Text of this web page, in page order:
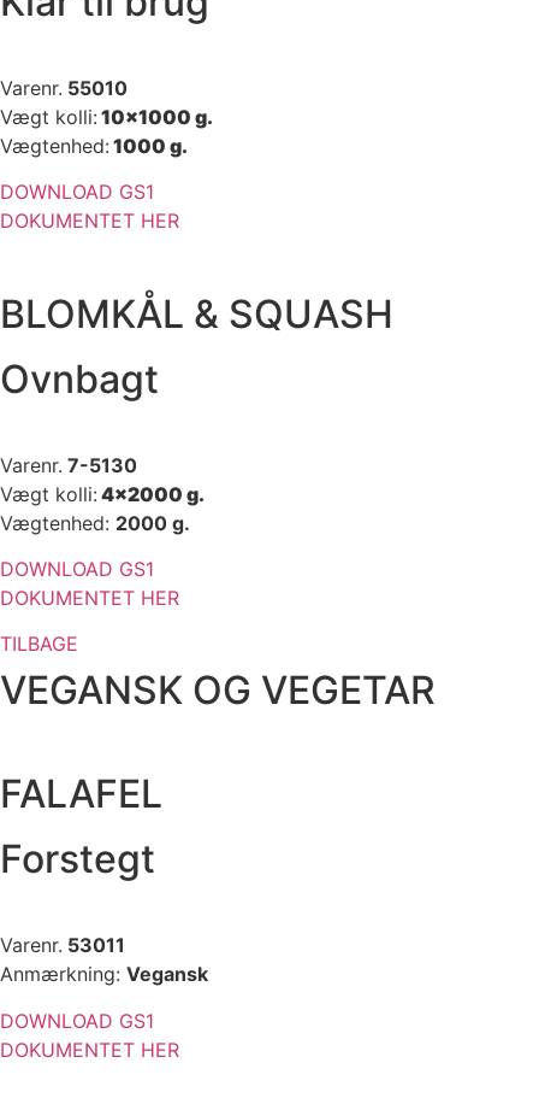
Varenr. 55010
Vægt kolli: 10×1000 g.
Vægtenhed: 1000 g.
DOWNLOAD GS1
DOKUMENTET HER
BLOMKÅL & SQUASH
Ovnbagt
Varenr. 7-5130
Vægt kolli: 4×2000 g.
Vægtenhed: 2000 g.
DOWNLOAD GS1
DOKUMENTET HER
TILBAGE
VEGANSK OG VEGETAR
FALAFEL
Forstegt
Varenr. 53011
Anmærkning: Vegansk
DOWNLOAD GS1
DOKUMENTET HER